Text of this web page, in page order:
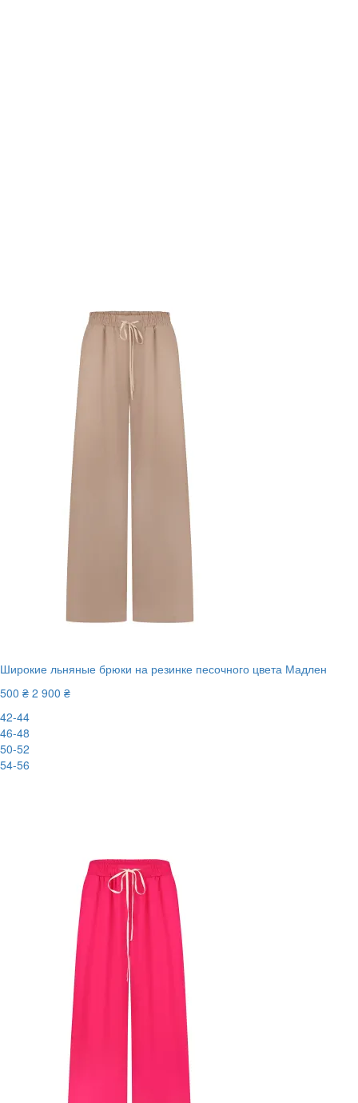
Широкие льняные брюки на резинке песочного цвета Мадлен
500 ₴ 2 900 ₴
42-44
46-48
50-52
54-56